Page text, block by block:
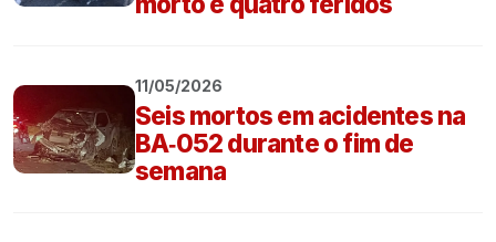
11/05/2026
Seis mortos em acidentes na
BA‑052 durante o fim de
semana